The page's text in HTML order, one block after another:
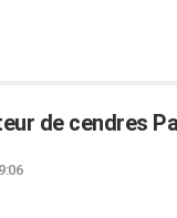
de cendres